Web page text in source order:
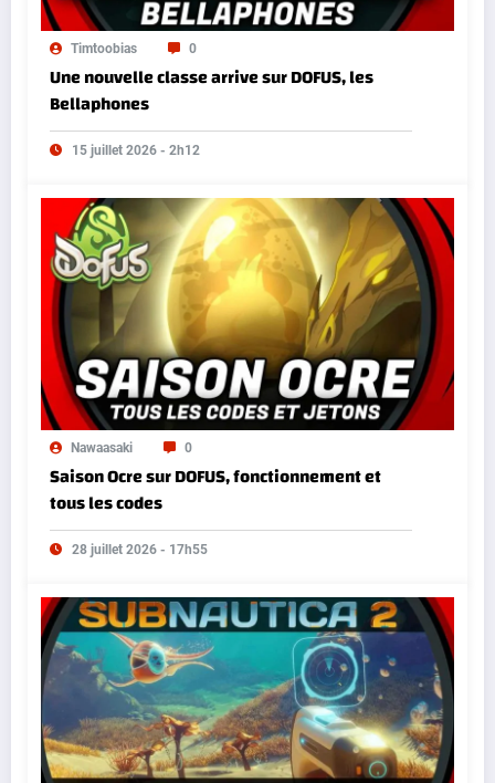
Timtoobias 0
Une nouvelle classe arrive sur DOFUS, les
Bellaphones
15 juillet 2026 - 2h12
Nawaasaki 0
Saison Ocre sur DOFUS, fonctionnement et
tous les codes
28 juillet 2026 - 17h55